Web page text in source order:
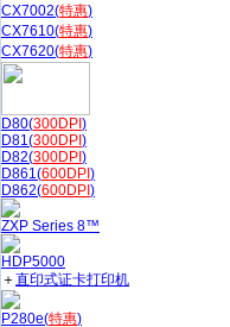
CX7002(特惠)
CX7610(特惠)
CX7620(特惠)
D80(300DPI )
D81(300DPI )
D82(300DPI )
D861(600DPI )
D862(600DPI )
ZXP Series 8™
HDP5000
＋直印式证卡打印机
P280e(特惠)